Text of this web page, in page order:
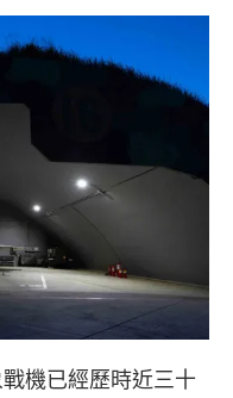
機已經歷時近三十